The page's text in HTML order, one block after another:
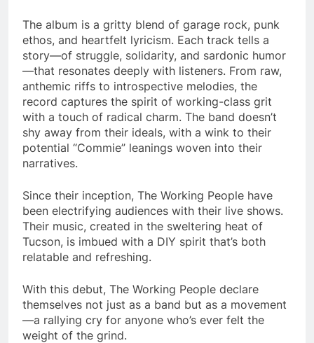
The album is a gritty blend of garage rock, punk
ethos, and heartfelt lyricism. Each track tells a
story—of struggle, solidarity, and sardonic humor
—that resonates deeply with listeners. From raw,
anthemic riffs to introspective melodies, the
record captures the spirit of working-class grit
with a touch of radical charm. The band doesn’t
shy away from their ideals, with a wink to their
potential “Commie” leanings woven into their
narratives.
Since their inception, The Working People have
been electrifying audiences with their live shows.
Their music, created in the sweltering heat of
Tucson, is imbued with a DIY spirit that’s both
relatable and refreshing.
With this debut, The Working People declare
themselves not just as a band but as a movement
—a rallying cry for anyone who’s ever felt the
weight of the grind.